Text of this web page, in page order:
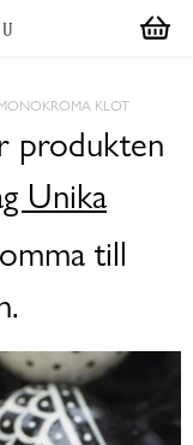
KLOT
produkten
Unika
till